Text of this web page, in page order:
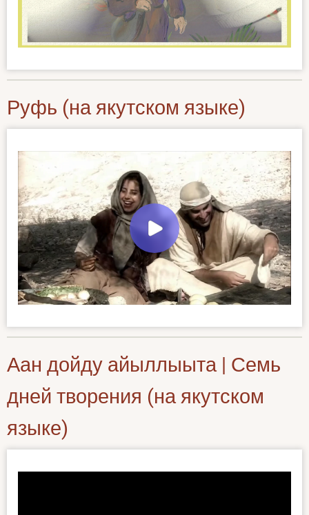
Руфь (на якутском языке)
Аан дойду айыллыыта | Семь
дней творения (на якутском
языке)